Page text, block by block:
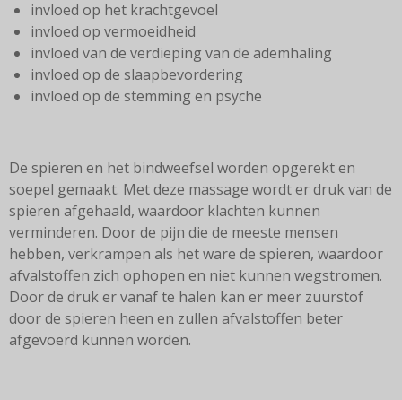
invloed op het krachtgevoel
invloed op vermoeidheid
invloed van de verdieping van de ademhaling
invloed op de slaapbevordering
invloed op de stemming en psyche
De spieren en het bindweefsel worden opgerekt en
soepel gemaakt. Met deze massage wordt er druk van de
spieren afgehaald, waardoor klachten kunnen
verminderen. Door de pijn die de meeste mensen
hebben, verkrampen als het ware de spieren, waardoor
afvalstoffen zich ophopen en niet kunnen wegstromen.
Door de druk er vanaf te halen kan er meer zuurstof
door de spieren heen en zullen afvalstoffen beter
afgevoerd kunnen worden.